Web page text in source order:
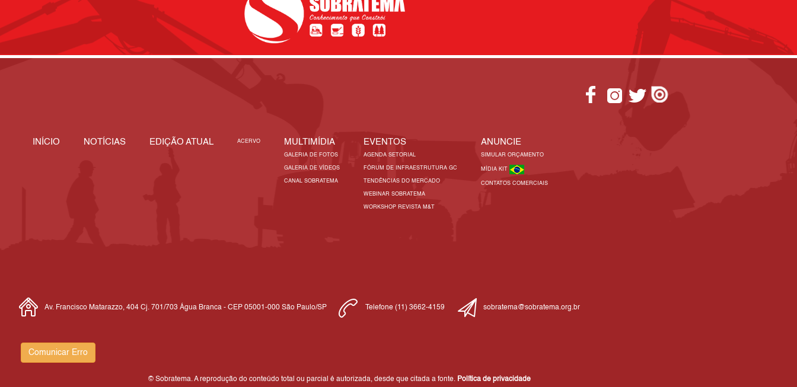
INÍCIO NOTÍCIAS EDIÇÃO ATUAL ACERVO MULTIMÍDIA
GALERIA DE FOTOS
GALERIA DE VÍDEOS
CANAL SOBRATEMA
EVENTOS
AGENDA SETORIAL
FÓRUM DE INFRAESTRUTURA GC
TENDÊNCIAS DO MERCADO
WEBINAR SOBRATEMA
WORKSHOP REVISTA M&T
ANUNCIE
SIMULAR ORÇAMENTO
MÍDIA KIT
CONTATOS COMERCIAIS
Av. Francisco Matarazzo, 404 Cj. 701/703 Água Branca - CEP 05001-000 São Paulo/SP Telefone (11) 3662-4159 sobratema@sobratema.org.br
Comunicar Erro
© Sobratema. A reprodução do conteúdo total ou parcial é autorizada, desde que citada a fonte. Política de privacidade